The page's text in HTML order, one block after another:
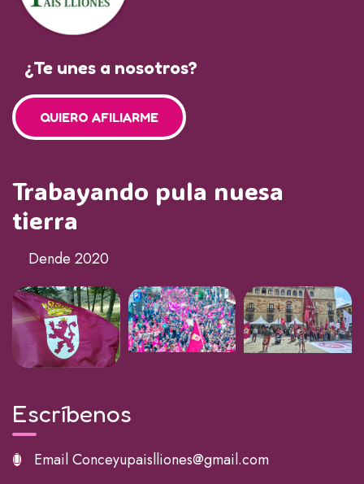
¿Te unes a nosotros?
QUIERO AFILIARME
Trabayando pula nuesa
tierra
Dende 2020
Escríbenos
EmailConceyupaislliones@gmail.com